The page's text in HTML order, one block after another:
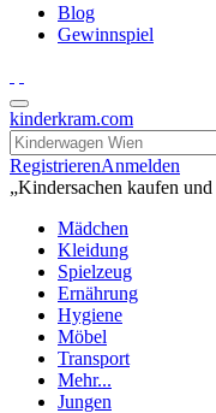
Blog
Gewinnspiel
kinderkram.com
RegistrierenAnmelden
„Kindersachen kaufen und
Mädchen
Kleidung
Spielzeug
Ernährung
Hygiene
Möbel
Transport
Mehr...
Jungen